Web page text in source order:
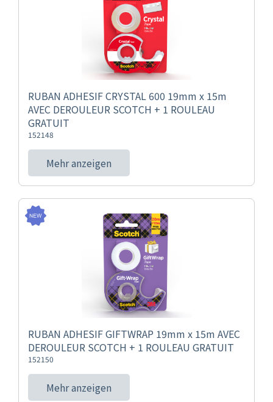
RUBAN ADHESIF CRYSTAL 600 19mm x 15m
AVEC DEROULEUR SCOTCH + 1 ROULEAU
GRATUIT
152148
Mehr anzeigen
RUBAN ADHESIF GIFTWRAP 19mm x 15m AVEC
DEROULEUR SCOTCH + 1 ROULEAU GRATUIT
152150
Mehr anzeigen